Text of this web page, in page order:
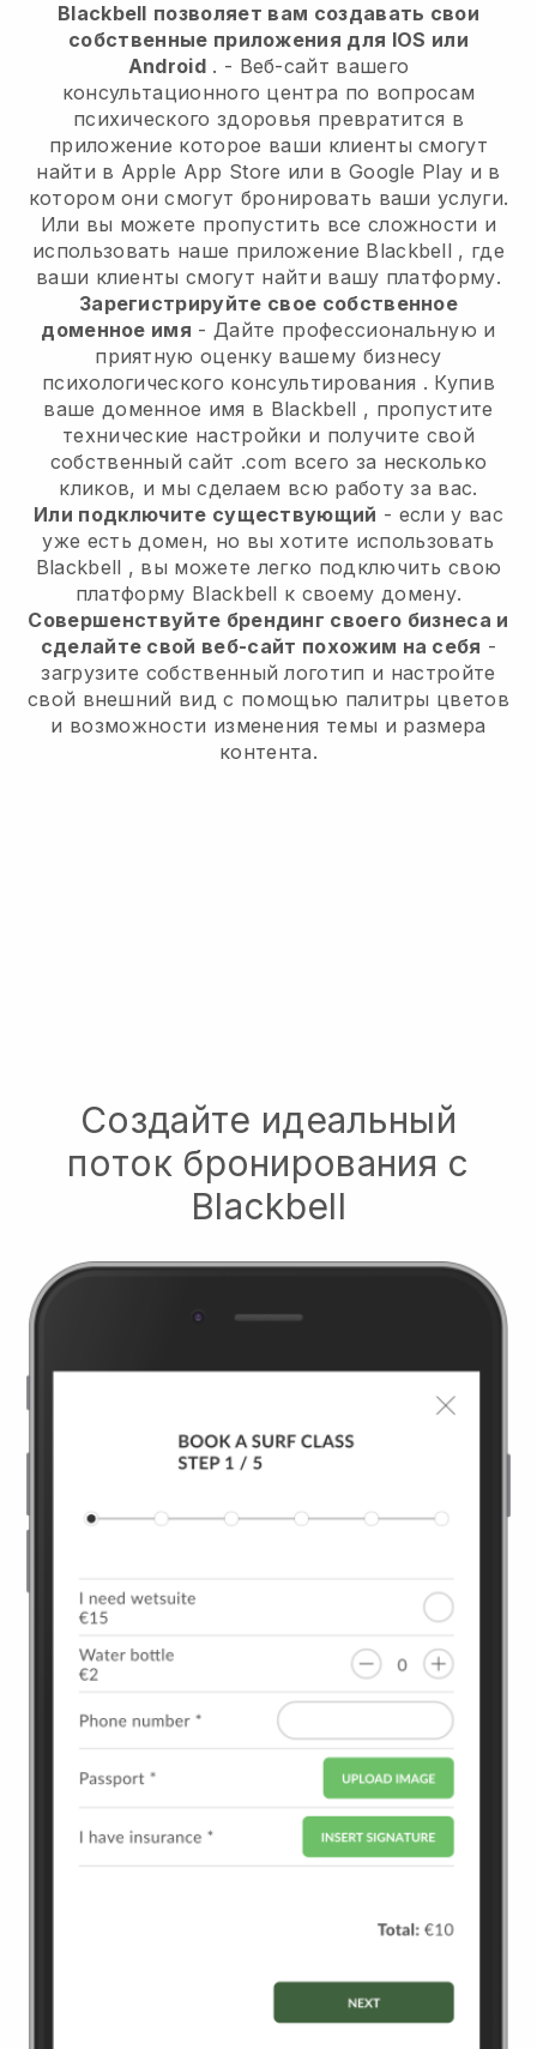
Blackbell позволяет вам создавать свои
собственные приложения для IOS или
Android. - Веб-сайт вашего
консультационного центра по вопросам
психического здоровья превратится в
приложение которое ваши клиенты смогут
найти в Apple App Store или в Google Play и в
котором они смогут бронировать ваши услуги.
Или вы можете пропустить все сложности и
использовать наше приложение Blackbell , где
ваши клиенты смогут найти вашу платформу.
Зарегистрируйте свое собственное
доменное имя -Дайте профессиональную и
приятную оценку вашему бизнесу
психологического консультирования . Купив
ваше доменное имя в Blackbell , пропустите
технические настройки и получите свой
собственный сайт .com всего за несколько
кликов, и мы сделаем всю работу за вас.
Или подключите существующий - если у вас
уже есть домен, но вы хотите использовать
Blackbell , вы можете легко подключить свою
платформу Blackbell к своему домену.
Совершенствуйте брендинг своего бизнеса и
сделайте свой веб-сайт похожим на себя -
загрузите собственный логотип и настройте
свой внешний вид с помощью палитры цветов
и возможности изменения темы и размера
контента.
Создайте идеальный
поток бронирования с
Blackbell